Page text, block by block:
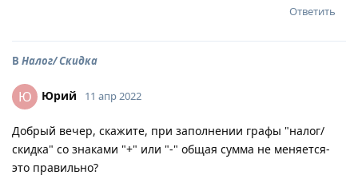
Ответить
В Налог/ Скидка
Ю Юрий 11 апр 2022
Добрый вечер, скажите, при заполнении графы "налог/
скидка" со знаками "+" или "-" общая сумма не меняется-
это правильно?